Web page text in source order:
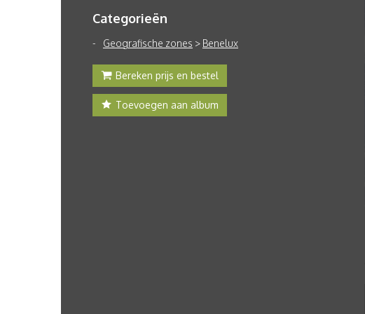
Categorieën
Geografische zones > Benelux
Bereken prijs en bestel
Toevoegen aan album